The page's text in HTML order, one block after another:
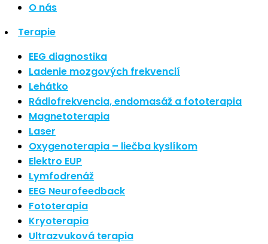
O nás
Terapie
EEG diagnostika
Ladenie mozgových frekvencií
Lehátko
Rádiofrekvencia, endomasáž a fototerapia
Magnetoterapia
Laser
Oxygenoterapia – liečba kyslíkom
Elektro EUP
Lymfodrenáž
EEG Neurofeedback
Fototerapia
Kryoterapia
Ultrazvuková terapia
Najnovšie články
Nové polarizované svetlo
So psoriázou netreba žiť
Rozšírenie služieb
Hudba a vývoj mozgu
Najnovšie komentáre
Žiadne komentáre na zobrazenie.
Archív
september 2021
apríl 2021
august 2020